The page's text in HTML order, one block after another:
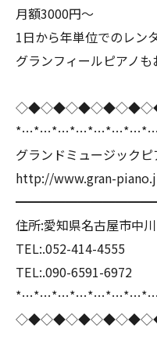
月額3000円〜
1日から年単位でのレン
グランフィールピアノも
グランドミュージックピ
http://www.gran-
住所:愛知県名古屋市中
TEL:.052-414-4555
TEL:.090-6591-6972